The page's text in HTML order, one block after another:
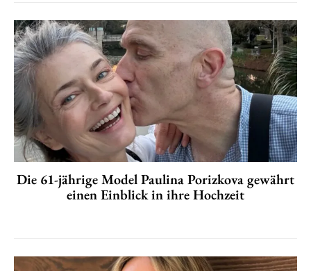
Die 61-jährige Model Paulina Porizkova gewährt
einen Einblick in ihre Hochzeit